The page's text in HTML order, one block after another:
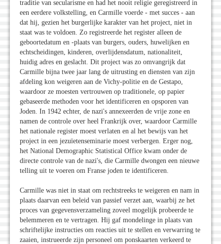
traditie van secularisme en had het nooit religie geregistreerd in
een eerdere volkstelling, en Carmille voerde - met succes - aan
dat hij, gezien het burgerlijke karakter van het project, niet in
staat was te voldoen. Zo registreerde het register alleen de
geboortedatum en -plaats van burgers, ouders, huwelijken en
echtscheidingen, kinderen, overlijdensdatum, nationaliteit,
huidig adres en geslacht. Dit project was zo omvangrijk dat
Carmille bijna twee jaar lang de uitrusting en diensten van zijn
afdeling kon weigeren aan de Vichy-politie en de Gestapo,
waardoor ze moesten vertrouwen op traditionele, op papier
gebaseerde methoden voor het identificeren en opsporen van
Joden. In 1942 echter, de nazi's annexeerden de vrije zone en
namen de controle over heel Frankrijk over, waardoor Carmille
het nationale register moest verlaten en al het bewijs van het
project in een jezuïetenseminarie moest verbergen. Erger nog,
het National Demographic Statistical Office kwam onder de
directe controle van de nazi's, die Carmille dwongen een nieuwe
telling uit te voeren om Franse joden te identificeren.
Carmille was niet in staat om rechtstreeks te weigeren en nam in
plaats daarvan een beleid van passief verzet aan, waarbij ze het
proces van gegevensverzameling zoveel mogelijk probeerde te
belemmeren en te vertragen. Hij gaf mondelinge in plaats van
schriftelijke instructies om reacties uit te stellen en verwarring te
zaaien, instrueerde zijn personeel om ponskaarten verkeerd te